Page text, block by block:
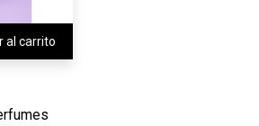
al carrito